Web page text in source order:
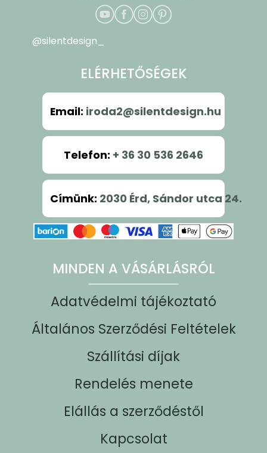
MINDEN A VÁSÁRLÁSRÓL
Adatvédelmi tájékoztató
Általános Szerződési Feltételek
Szállítási díjak
Rendelés menete
Elállás a szerződéstől
Kapcsolat
@silentdesign_
ELÉRHETŐSÉGEK
Email: iroda2@silentdesign.hu
Telefon: + 36 30 536 2646
Címünk: 2030 Érd, Sándor utca 24.